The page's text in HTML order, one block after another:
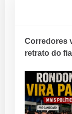
Corredores
retrato do